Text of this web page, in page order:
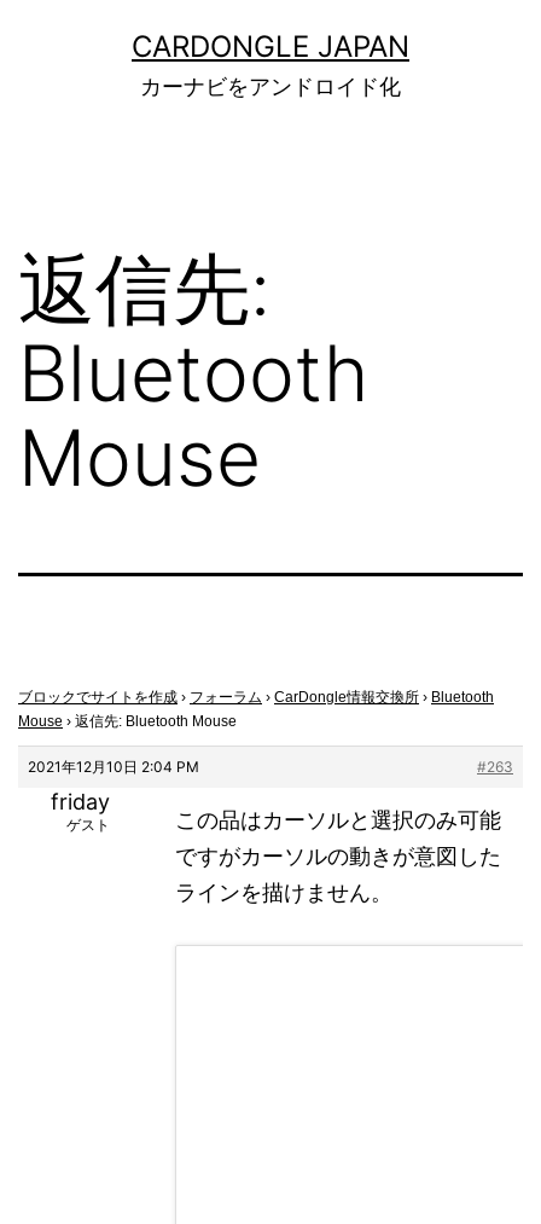
CARDONGLE JAPAN
カーナビをアンドロイド化
返信先:
Bluetooth
Mouse
ブロックでサイトを作成 › フォーラム › CarDongle情報交換所 › Bluetooth
Mouse › 返信先: Bluetooth Mouse
2021年12月10日 2:04 PM #263
friday
ゲスト
この品はカーソルと選択のみ可能
ですがカーソルの動きが意図した
ラインを描けません。